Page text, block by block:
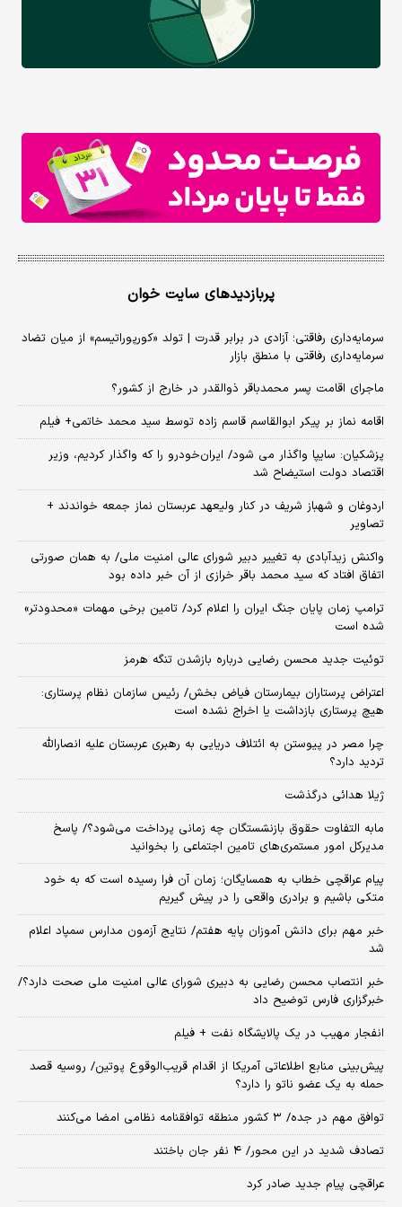
پربازدیدهای سایت خوان
سرمایه‌داری رفاقتی؛ آزادی در برابر قدرت | تولد «کورپوراتیسم» از میان تضاد
سرمایه‌داری رفاقتی با منطق بازار
ماجرای اقامت پسر محمدباقر ذوالقدر در خارج از کشور؟
اقامه نماز بر پیکر ابوالقاسم قاسم زاده توسط سید محمد خاتمی+ فیلم
پزشکیان: سایپا واگذار می شود/ ایران‌خودرو را که واگذار کردیم، وزیر
اقتصاد دولت استیضاح شد
اردوغان و شهباز شریف در کنار ولیعهد عربستان نماز جمعه خواندند +
تصاویر
واکنش زیدآبادی به تغییر دبیر شورای عالی امنیت ملی/ به همان صورتی
اتفاق افتاد که سید محمد باقر خرازی از آن خبر داده بود
ترامپ زمان پایان جنگ ایران را اعلام کرد/ تامین برخی مهمات «محدودتر»
شده است
توئیت جدید محسن رضایی درباره بازشدن تنگه هرمز
اعتراض پرستاران بیمارستان فیاض بخش/ رئیس سازمان نظام پرستاری:
هیچ پرستاری بازداشت یا اخراج نشده است
چرا مصر در پیوستن به ائتلاف دریایی به رهبری عربستان علیه انصارالله
تردید دارد؟
ژیلا هدائی درگذشت
مابه التفاوت حقوق بازنشستگان چه زمانی پرداخت می‌شود؟/ پاسخ
مدیرکل امور مستمری‌های تامین اجتماعی را بخوانید
پیام عراقچی خطاب به همسایگان؛ زمان آن فرا رسیده است که به خود
متکی باشیم و برادری واقعی را در پیش گیریم
خبر مهم برای دانش آموزان پایه هفتم/ نتایج آزمون مدارس سمپاد اعلام
شد
خبر انتصاب محسن رضایی به دبیری شورای عالی امنیت ملی صحت دارد؟/
خبرگزاری فارس توضیح داد
انفجار مهیب در یک پالایشگاه نفت + فیلم
پیش‌بینی منابع اطلاعاتی آمریکا از اقدام قریب‌الوقوع پوتین/ روسیه قصد
حمله به یک عضو ناتو را دارد؟
توافق مهم در جده/ ۳ کشور منطقه توافقنامه نظامی امضا می‌کنند
تصادف شدید در این محور/ ۴ نفر جان باختند
عراقچی پیام جدید صادر کرد